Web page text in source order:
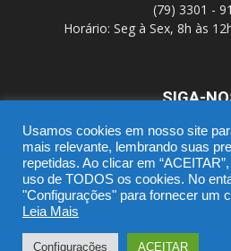
(79) 3301 -
Horário: Seg à Sex, 8h às
SIGA-
SGD
Política de Privacidade
Usamos cookies em nosso site
mais relevante, lembrando suas
repetidas. Ao clicar em
uso de TODOS os cookies. No
"Configurações" para fornecer um
Leia Mais
Configurações ACEITAR